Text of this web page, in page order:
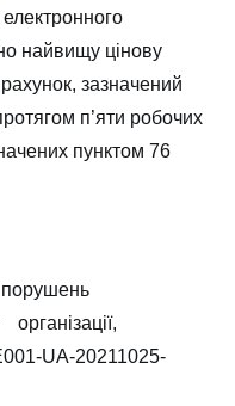
найвищу цінову
зазначений
п’яти робочих
пунктом 76
порушень
UA-20211025-